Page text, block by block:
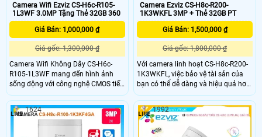
Camera Wifi Ezviz CS-H6c-R105-
1L3WF 3.0MP Tặng Thẻ 32GB 360
Giá Bán: 1,000,000 ₫
Giá gốc: 1,300,000 ₫
Camera Wifi Không Dây CS-H6c-
R105-1L3WF mang đến hình ảnh
sống động với công nghệ CMOS tiết
kiệm năng lượng có phát hiện
chuyển động thông minh, hình dáng
người, xem ban đêm 10m Hồng
Ngoại lưu độc lập trên thẻ nhớ. Chip
hình ảnh 3.0 MP, tiết kiệm chi phí với
Camera Ezviz CS-H8c-R200-
1K3WKFL 3MP + Thẻ 32GB PT
Giá Bán: 1,500,000 ₫
Giá gốc: 1,800,000 ₫
Với camera linh hoạt CS-H8c-R200-
1K3WKFL, việc bảo vệ tài sản của
bạn có thể dễ dàng và hiệu quả hơn
bao giờ hết. Từ ban ngày đến ban
đêm, bạn có thể tận hưởng góc nhìn
rõ ràng và toàn diện của không gian
ngoại vi của mình - cho dù đó là nhà
của bạn hay doanh nghiệp của bạn
1624 1992